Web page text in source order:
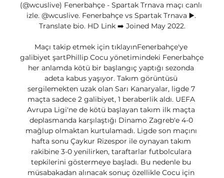
(@wcuslive) Fenerbahçe - Spartak Trnava maçı canlı
izle. @wcuslive. Fenerbahçe vs Spartak Trnava ▶️.
Translate bio. HD Link ➡️ Joined May 2022.
Maçı takip etmek için tıklayınFenerbahçe'ye
galibiyet şartPhillip Cocu yönetimindeki Fenerbahçe
her anlamda kötü bir başlangıç yaptığı sezonda
adeta kabus yaşıyor. Takım görüntüsü
sergilemekten uzak olan Sarı Kanaryalar, ligde 7
maçta sadece 2 galibiyet, 1 beraberlik aldı. UEFA
Avrupa Ligi'ne de kötü başlayan takım ilk maçta
deplasmanda karşılaştığı Dinamo Zagreb'e 4-0
mağlup olmaktan kurtulamadı. Ligde son maçını
hafta sonu Çaykur Rizespor ile oynayan takım
rakibine 3-0 yenilirken, taraftarlar futbolculara
tepkilerini göstermeye başladı. Bu nedenle bu
müsabakadan alınacak sonuç özellikle Cocu için